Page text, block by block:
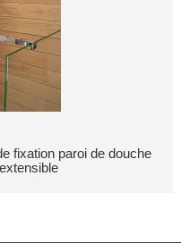
fixation paroi de douche